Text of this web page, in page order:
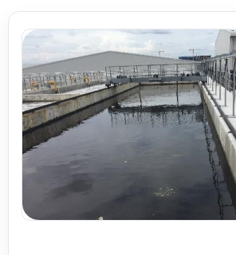
Kiểm tra đơn hàng